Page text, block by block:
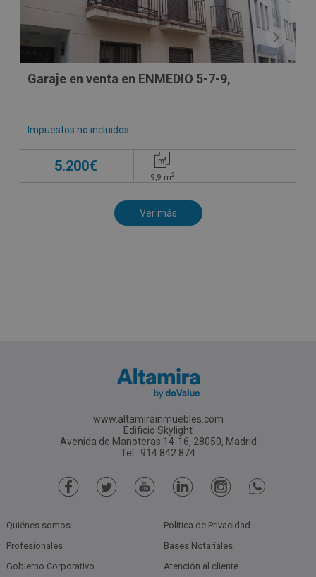
Garaje en venta en ENMEDIO 5-7-9,
Impuestos no incluidos
5.200€
9,9 m2
www.altamirainmuebles.com
Edificio Skylight
Avenida de Manoteras 14-16, 28050, Madrid
Tel.: 914 842 874
Quiénes somos
Profesionales
Gobierno Corporativo
Política de Privacidad
Bases Notariales
Atención al cliente